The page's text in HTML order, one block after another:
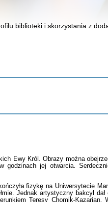
biblioteki i skorzystania z
Ewy Król. Obrazy można
godzinach jej otwarcia.
fizykę na Uniwersytecie
Jednak artystyczny bakcyl dał
Teresy Chomik-Kazarian.